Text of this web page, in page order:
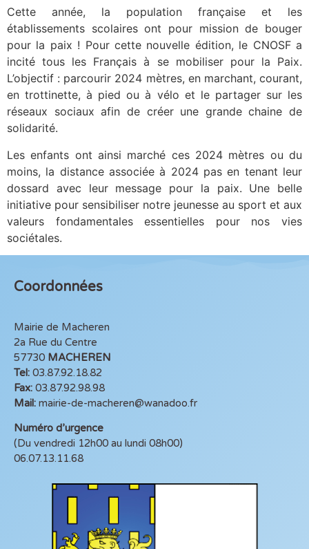
Cette année, la population française et les
établissements scolaires ont pour mission de bouger
pour la paix ! Pour cette nouvelle édition, le CNOSF a
incité tous les Français à se mobiliser pour la Paix.
L’objectif : parcourir 2024 mètres, en marchant, courant,
en trottinette, à pied ou à vélo et le partager sur les
réseaux sociaux afin de créer une grande chaine de
solidarité.
Les enfants ont ainsi marché ces 2024 mètres ou du
moins, la distance associée à 2024 pas en tenant leur
dossard avec leur message pour la paix. Une belle
initiative pour sensibiliser notre jeunesse au sport et aux
valeurs fondamentales essentielles pour nos vies
sociétales.
Coordonnées
Mairie de Macheren
2a Rue du Centre
57730 MACHEREN
Tel: 03.87.92.18.82
Fax: 03.87.92.98.98
Mail: mairie-de-macheren@wanadoo.fr
Numéro d’urgence
(Du vendredi 12h00 au lundi 08h00)
06.07.13.11.68